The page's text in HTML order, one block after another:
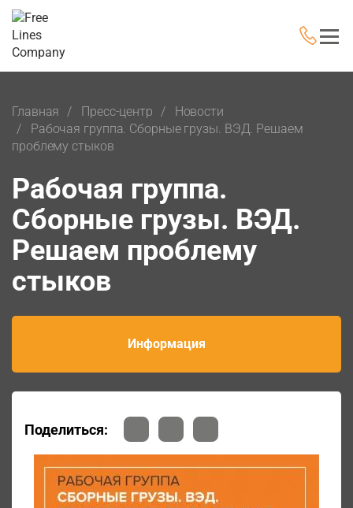
Главная Пресс-центр
Новости
Рабочая группа. Сборные грузы. ВЭД. Решаем
проблему стыков
Рабочая группа.
Сборные грузы. ВЭД.
Решаем проблему
стыков
Информация
Поделиться: